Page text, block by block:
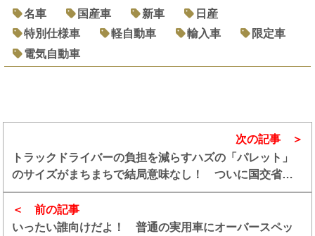
名車
国産車 新車
日産
特別仕様車
軽自動車 輸入車
限定車
電気自動車
前の記事
いったい誰向けだよ！ 普通の実用車にオーバースペッ
次の記事
トラックドライバーの負担を減らすハズの「パレット」
のサイズがまちまちで結局意味なし！ ついに国交省が
標準サイズ化を提案したがどうなる物流？